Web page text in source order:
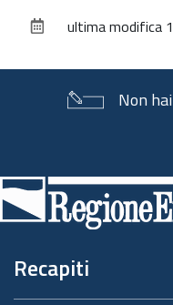
documentoultima modifica
Non
di
pagina
Recapiti